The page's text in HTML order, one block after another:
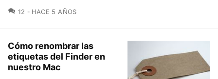
12 COMENTARIOS
HACE 5 AÑOS
Cómo renombrar las
etiquetas del Finder en
nuestro Mac